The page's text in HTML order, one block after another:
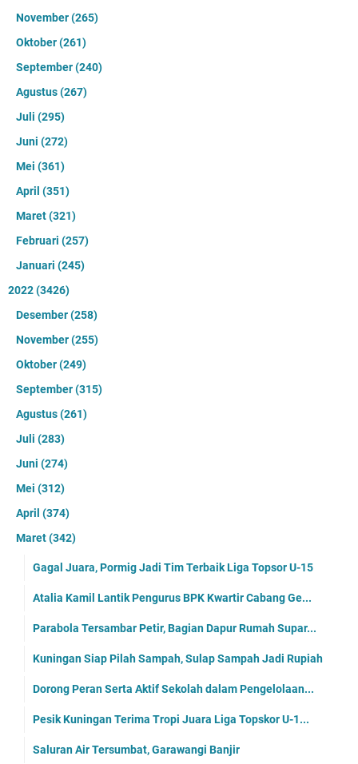
November(265)
Oktober(261)
September(240)
Agustus(267)
Juli (295)
Juni (272)
Mei (361)
April (351)
Maret(321)
Februari (257)
Januari (245)
2022(3426)
Desember(258)
November(255)
Oktober(249)
September(315)
Agustus(261)
Juli (283)
Juni (274)
Mei (312)
April (374)
Maret(342)
Gagal Juara, Pormig Jadi Tim Terbaik Liga Topsor U-15
Atalia Kamil Lantik Pengurus BPK Kwartir Cabang Ge...
Parabola Tersambar Petir, Bagian Dapur Rumah Supar...
Kuningan Siap Pilah Sampah, Sulap Sampah Jadi Rupiah
Dorong Peran Serta Aktif Sekolah dalam Pengelolaan...
Pesik Kuningan Terima Tropi Juara Liga Topskor U-1...
Saluran Air Tersumbat, Garawangi Banjir